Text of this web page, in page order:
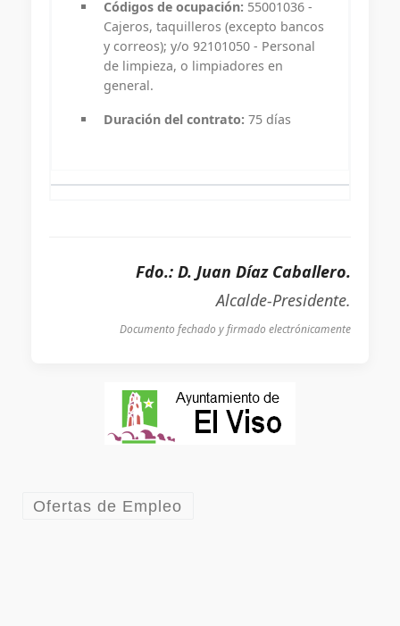
Códigos de ocupación: 55001036 -
Cajeros, taquilleros (excepto bancos
y correos); y/o 92101050 - Personal
de limpieza, o limpiadores en
general.
Duración del contrato: 75 días
Fdo.: D. Juan Díaz Caballero.
Alcalde-Presidente.
Documento fechado y firmado electrónicamente
Ofertas de Empleo